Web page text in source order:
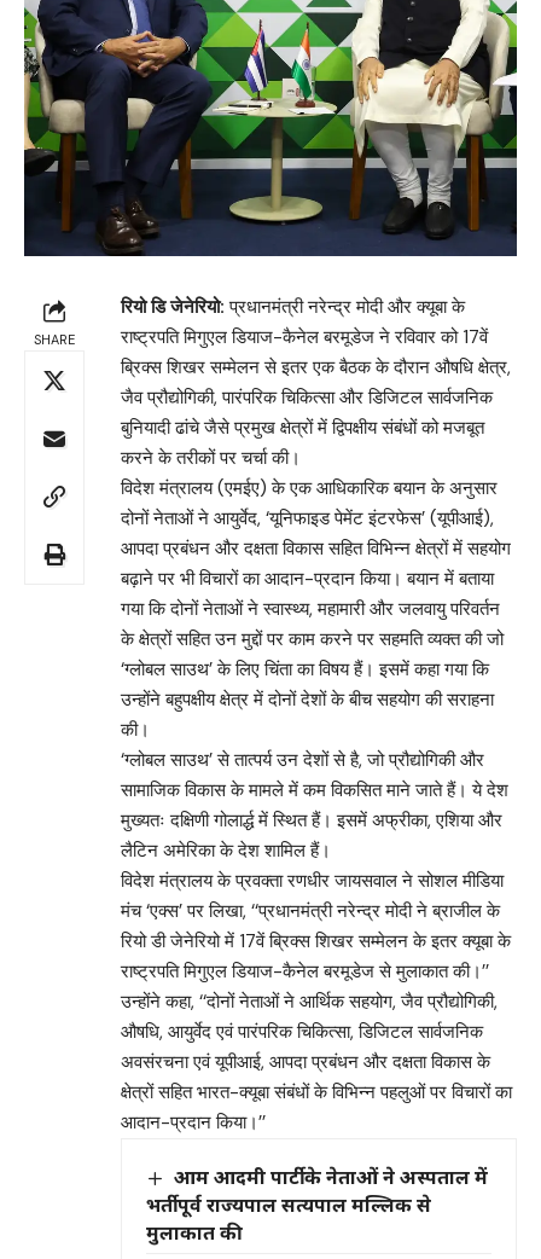
SHARE
रियो डि जेनेरियो: प्रधानमंत्री नरेन्द्र मोदी और क्यूबा के
राष्ट्रपति मिगुएल डियाज-कैनेल बरमूडेज ने रविवार को 17वें
ब्रिक्स शिखर सम्मेलन से इतर एक बैठक के दौरान औषधि क्षेत्र,
जैव प्रौद्योगिकी, पारंपरिक चिकित्सा और डिजिटल सार्वजनिक
बुनियादी ढांचे जैसे प्रमुख क्षेत्रों में द्विपक्षीय संबंधों को मजबूत
करने के तरीकों पर चर्चा की।
विदेश मंत्रालय (एमईए) के एक आधिकारिक बयान के अनुसार
दोनों नेताओं ने आयुर्वेद, ‘यूनिफाइड पेमेंट इंटरफेस’ (यूपीआई),
आपदा प्रबंधन और दक्षता विकास सहित विभिन्न क्षेत्रों में सहयोग
बढ़ाने पर भी विचारों का आदान-प्रदान किया। बयान में बताया
गया कि दोनों नेताओं ने स्वास्थ्य, महामारी और जलवायु परिवर्तन
के क्षेत्रों सहित उन मुद्दों पर काम करने पर सहमति व्यक्त की जो
‘ग्लोबल साउथ’ के लिए चिंता का विषय हैं। इसमें कहा गया कि
उन्होंने बहुपक्षीय क्षेत्र में दोनों देशों के बीच सहयोग की सराहना
की।
‘ग्लोबल साउथ’ से तात्पर्य उन देशों से है, जो प्रौद्योगिकी और
सामाजिक विकास के मामले में कम विकसित माने जाते हैं। ये देश
मुख्यतः दक्षिणी गोलार्द्ध में स्थित हैं। इसमें अफ्रीका, एशिया और
लैटिन अमेरिका के देश शामिल हैं।
विदेश मंत्रालय के प्रवक्ता रणधीर जायसवाल ने सोशल मीडिया
मंच ‘एक्स’ पर लिखा, ‘‘प्रधानमंत्री नरेन्द्र मोदी ने ब्राजील के
रियो डी जेनेरियो में 17वें ब्रिक्स शिखर सम्मेलन के इतर क्यूबा के
राष्ट्रपति मिगुएल डियाज-कैनेल बरमूडेज से मुलाकात की।’’
उन्होंने कहा, ‘‘दोनों नेताओं ने आर्थिक सहयोग, जैव प्रौद्योगिकी,
औषधि, आयुर्वेद एवं पारंपरिक चिकित्सा, डिजिटल सार्वजनिक
अवसंरचना एवं यूपीआई, आपदा प्रबंधन और दक्षता विकास के
क्षेत्रों सहित भारत-क्यूबा संबंधों के विभिन्न पहलुओं पर विचारों का
आदान-प्रदान किया।’’
आम आदमी पार्टी के नेताओं ने अस्पताल में
भर्ती पूर्व राज्यपाल सत्यपाल मल्लिक से
मुलाकात की